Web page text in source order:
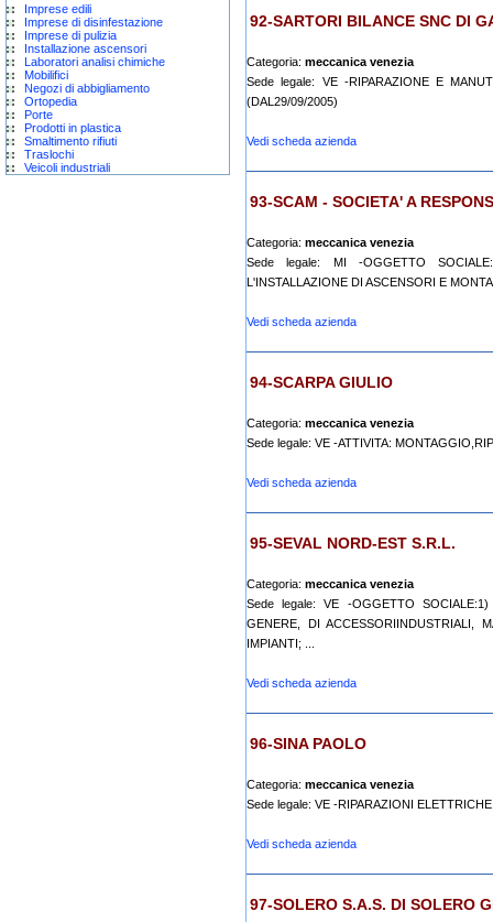
Imprese edili
Imprese di disinfestazione
Imprese di pulizia
Installazione ascensori
Laboratori analisi chimiche
Mobilifici
Negozi di abbigliamento
Ortopedia
Porte
Prodotti in plastica
Smaltimento rifiuti
Traslochi
Veicoli industriali
92-SARTORI BILANCE SNC DI
Categoria: meccanica venezia
Sede legale: VE -RIPARAZIONE E
(DAL29/09/2005)
Vedi scheda azienda
93-SCAM - SOCIETA' A
Categoria: meccanica venezia
Sede legale: MI -OGGETTO
L'INSTALLAZIONE DI ASCENSORI E
Vedi scheda azienda
94-SCARPA GIULIO
Categoria: meccanica venezia
Sede legale: VE -ATTIVITA:
Vedi scheda azienda
95-SEVAL NORD-EST S.R.L.
Categoria: meccanica venezia
Sede legale: VE -OGGETTO
GENERE, DI ACCESSORIINDUSTRIALI,
IMPIANTI; ...
Vedi scheda azienda
96-SINA PAOLO
Categoria: meccanica venezia
Sede legale: VE -RIPARAZIONI
Vedi scheda azienda
97-SOLERO S.A.S. DI SOLERO